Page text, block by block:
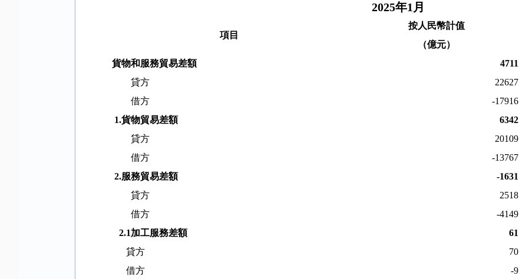
2025年1 月
項目
按人民幣計值
（億元）
貨物和服務貿易差額
4711
貸方
22627
借方
-17916
1.貨物貿易差額 6342
貸方
20109
借方
-13767
2.服務貿易差額 -1631
貸方
2518
借方
-4149
2.1加工服務差額 61
貸方
70
借方
-9